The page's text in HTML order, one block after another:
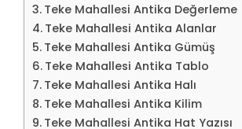
Teke Mahallesi Antika Değerleme
Teke Mahallesi Antika Alanlar
Teke Mahallesi Antika Gümüş
Teke Mahallesi Antika Tablo
Teke Mahallesi Antika Halı
Teke Mahallesi Antika Kilim
Teke Mahallesi Antika Hat Yazısı